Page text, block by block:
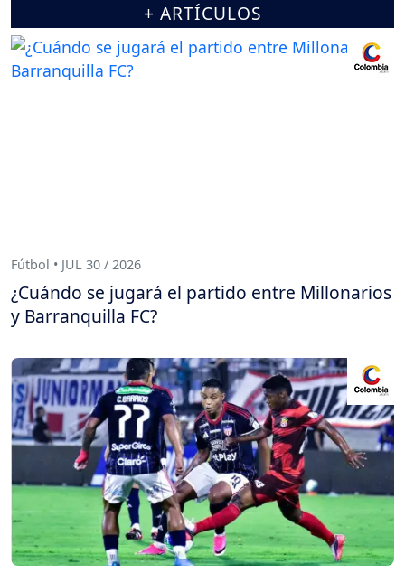
+ ARTÍCULOS
Fútbol • JUL 30 / 2026
¿Cuándo se jugará el partido entre Millonarios
y Barranquilla FC?